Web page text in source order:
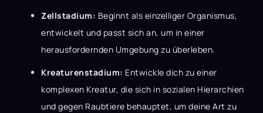
Zellstadium: Beginnt als einzelliger Organismus,
entwickelt und passt sich an, um in einer
herausfordernden Umgebung zu überleben.
Kreaturenstadium: Entwickle dich zu einer
komplexen Kreatur, die sich in sozialen Hierarchien
und gegen Raubtiere behauptet, um deine Art zu